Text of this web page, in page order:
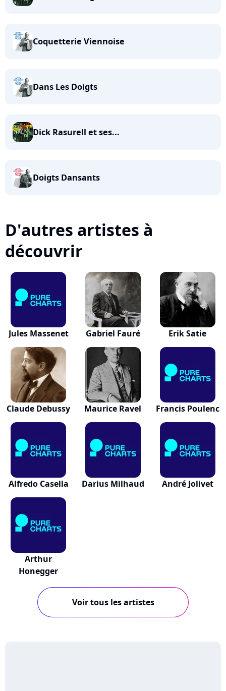
Coquetterie Viennoise
Dans Les Doigts
Dick Rasurell et ses...
Doigts Dansants
D'autres artistes à
découvrir
Jules Massenet Gabriel Fauré Erik Satie
Claude Debussy Maurice Ravel Francis Poulenc
Alfredo Casella Darius Milhaud André Jolivet
Arthur
Honegger
Voir tous les artistes